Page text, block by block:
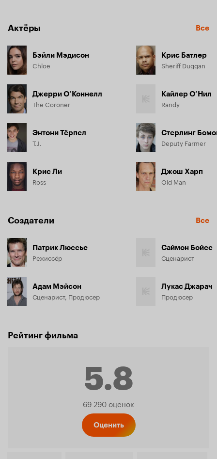
Актёры Все
Бэйли Мэдисон
Chloe
Джерри О’Коннелл
The Coroner
Энтони Тёрпел
T.J.
Крис Ли
Ross
Крис Батлер
Sheriff Duggan
Кайлер О’Нил
Randy
Стерлинг
Deputy Farmer
Джош Харп
Old Man
Создатели Все
Патрик Люссье
Режиссёр
Адам Мэйсон
Сценарист, Продюсер
Саймон Бойес
Сценарист
Лукас Джарач
Продюсер
Рейтинг фильма
5.8
Рейтинг
69 290 оценок
Оценить